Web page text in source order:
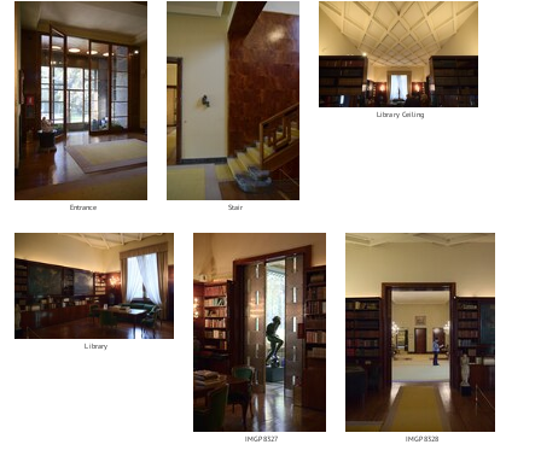
Entrance Stair
Library Ceiling
Library
IMGP8327 IMGP8328